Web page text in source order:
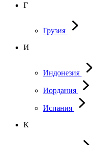
Г
Грузия
И
Индонезия
Иордания
Испания
К